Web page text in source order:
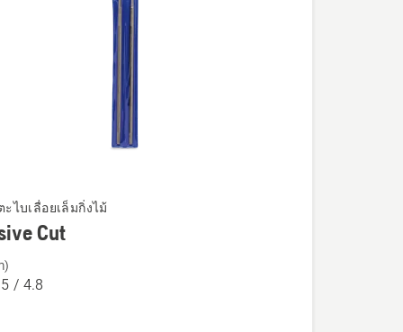
ไบเลื่อยเล็มกิ่งไม้
Cut
/ 4.8